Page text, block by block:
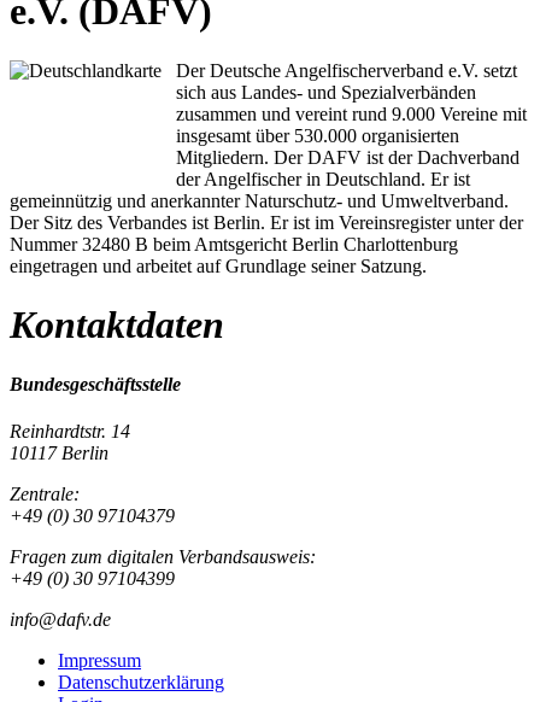
e.V. (DAFV)
Der Deutsche Angelfischerverband e.V. setzt
sich aus Landes- und Spezialverbänden
zusammen und vereint rund 9.000 Vereine mit
insgesamt über 530.000 organisierten
Mitgliedern. Der DAFV ist der Dachverband
der Angelfischer in Deutschland. Er ist
gemeinnützig und anerkannter Naturschutz- und Umweltverband.
Der Sitz des Verbandes ist Berlin. Er ist im Vereinsregister unter der
Nummer 32480 B beim Amtsgericht Berlin Charlottenburg
eingetragen und arbeitet auf Grundlage seiner Satzung.
Kontaktdaten
Bundesgeschäftsstelle
Reinhardtstr. 14
10117 Berlin
Zentrale:
+49 (0) 30 97104379
Fragen zum digitalen Verbandsausweis:
+49 (0) 30 97104399
info@dafv.de
Impressum
Datenschutzerklärung